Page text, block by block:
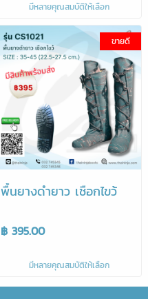
มีหลายคุณสมบัติให้เลือก
ขายดี
พื้นยางดำยาว เชือกไขว้
฿ 395.00
มีหลายคุณสมบัติให้เลือก